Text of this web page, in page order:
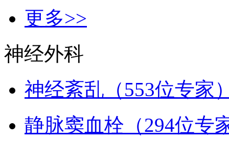
更多>>
神经外科
神经紊乱（553位专家
静脉窦血栓（294位专